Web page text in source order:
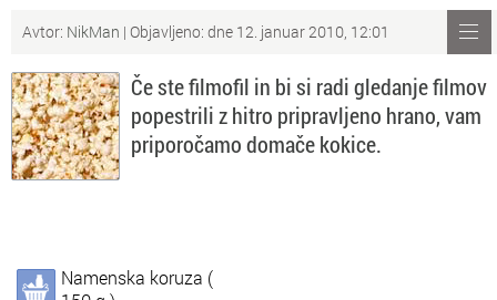
Forum
Preverjanje znanja
Sv Sveže teme na forumu
Avtor: NikMan | Objavljeno: dne 12. januar 2010, 12:01
Če ste filmofil in bi si radi gledanje filmov
popestrili z hitro pripravljeno hrano, vam
priporočamo domače kokice.
Namenska koruza (